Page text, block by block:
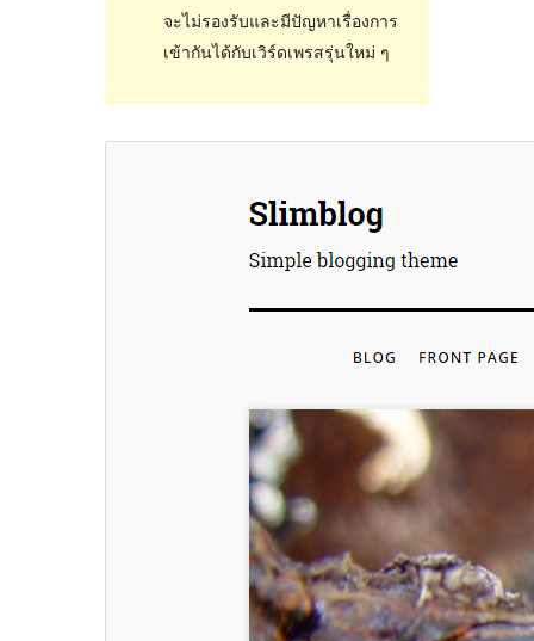
จะไม่รองรับและมีปัญหาเรื่องการ
เข้ากันได้กับเวิร์ดเพรสรุ่นใหม่ ๆ